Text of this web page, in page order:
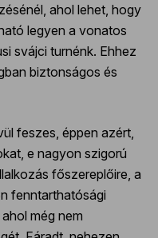
ahol lehet, hogy
legyen a vonatos
svájci turnénk. Ehhez
biztonságos és
feszes, éppen azért,
e nagyon szigorú
főszereplőire, a
fenntarthatósági
még nem